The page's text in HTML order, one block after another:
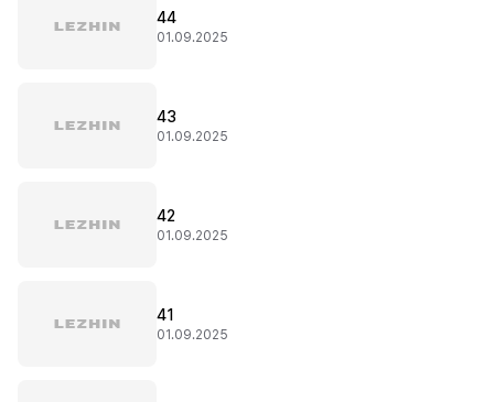
44
01.09.2025
43
01.09.2025
42
01.09.2025
41
01.09.2025